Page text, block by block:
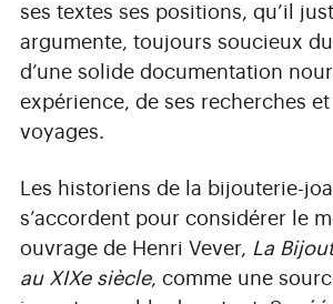
ses textes ses positions, qu’il
argumente, toujours soucieux
d’une solide documentation
expérience, de ses recherches et
voyages.
Les historiens de la bijouterie-
s’accordent pour considérer le
ouvrage de Henri Vever, La
au XIXe siècle, comme une